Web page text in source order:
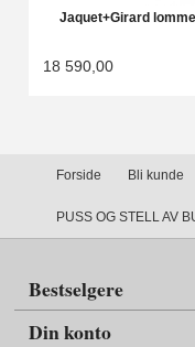
Jaquet+Girard
18 590,00
Forside Bli kunde
PUSS OG STELL AV
Bestselgere
Din konto